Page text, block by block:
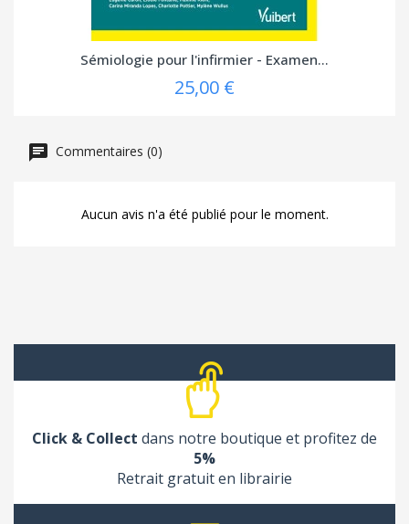
Sémiologie pour l'infirmier - Examen...
25,00 €
Commentaires (0)
Aucun avis n'a été publié pour le moment.
Click & Collect dans notre boutique et profitez de
5%
Retrait gratuit en librairie